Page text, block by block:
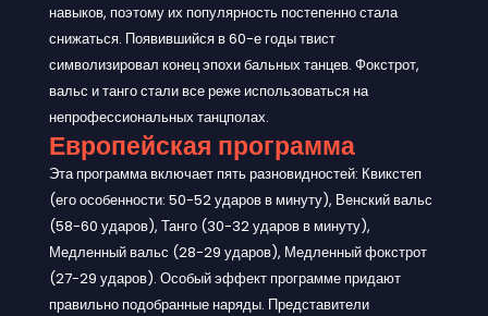
навыков, поэтому их популярность постепенно стала
снижаться. Появившийся в 60-е годы твист
символизировал конец эпохи бальных танцев. Фокстрот,
вальс и танго стали все реже использоваться на
непрофессиональных танцполах.
Европейская программа
Эта программа включает пять разновидностей: Квикстеп
(его особенности: 50-52 ударов в минуту), Венский вальс
(58-60 ударов), Танго (30-32 ударов в минуту),
Медленный вальс (28-29 ударов), Медленный фокстрот
(27-29 ударов). Особый эффект программе придают
правильно подобранные наряды. Представители